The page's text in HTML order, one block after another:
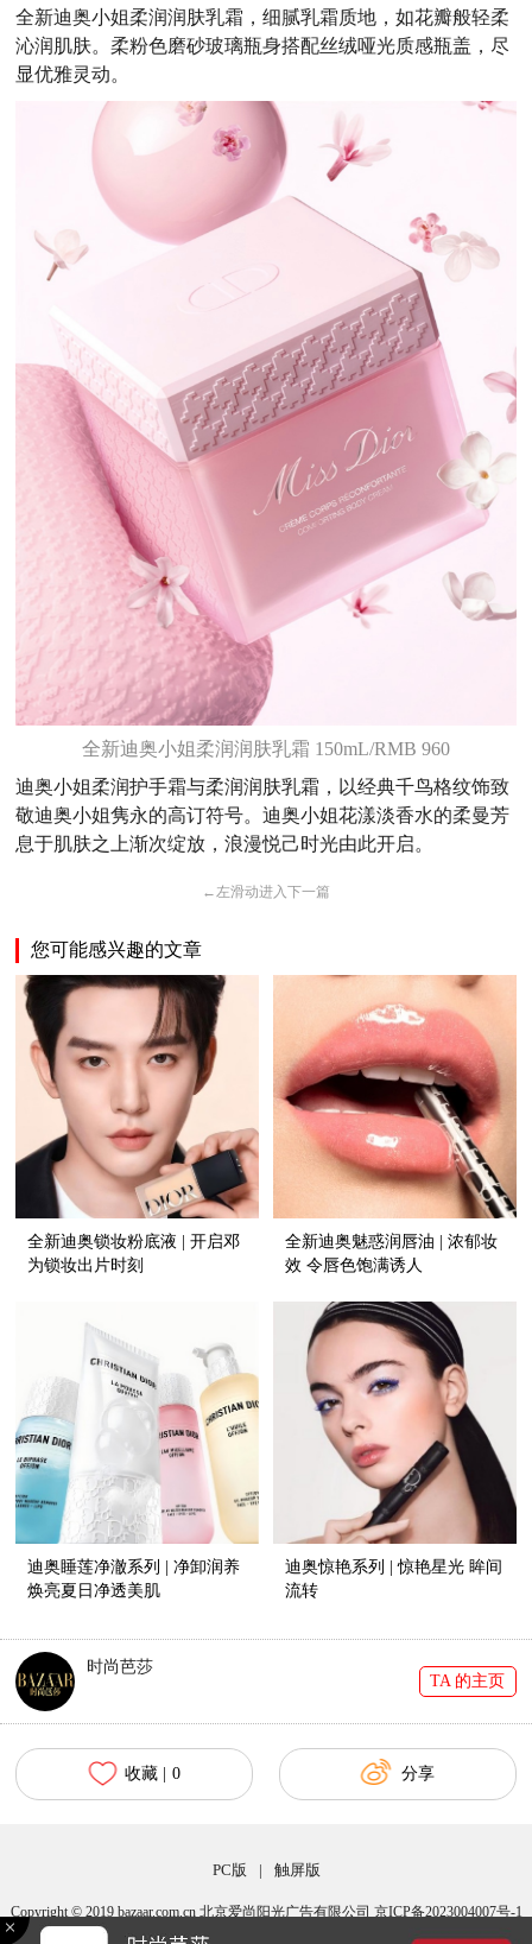
全新迪奥小姐柔润润肤乳霜，细腻乳霜质地，如花瓣般轻柔
沁润肌肤。柔粉色磨砂玻璃瓶身搭配丝绒哑光质感瓶盖，尽
显优雅灵动。
全新迪奥小姐柔润润肤乳霜 150mL/RMB 960
迪奥小姐柔润护手霜与柔润润肤乳霜，以经典千鸟格纹饰致
敬迪奥小姐隽永的高订符号。迪奥小姐花漾淡香水的柔曼芳
息于肌肤之上渐次绽放，浪漫悦己时光由此开启。
←左滑动进入下一篇
您可能感兴趣的文章
全新迪奥锁妆粉底液 | 开启邓
为锁妆出片时刻
全新迪奥魅惑润唇油 | 浓郁妆
效 令唇色饱满诱人
迪奥睡莲净澈系列 | 净卸润养
焕亮夏日净透美肌
迪奥惊艳系列 | 惊艳星光 眸间
流转
时尚芭莎
TA 的主页
收藏 | 0 分享
PC版 | 触屏版
Copyright © 2019 bazaar.com.cn 北京爱尚阳光广告有限公司 京ICP备2023004007号-1